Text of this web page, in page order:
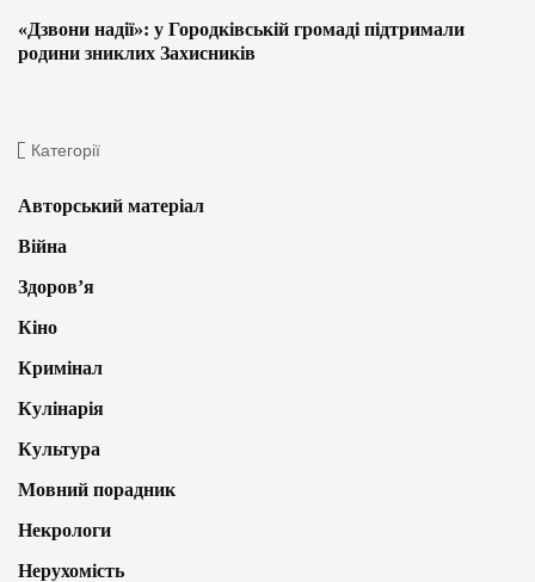
«Дзвони надії»: у Городківській громаді підтримали
родини зниклих Захисників
Категорії
Авторський матеріал
Війна
Здоров’я
Кіно
Кримінал
Кулінарія
Культура
Мовний порадник
Некрологи
Нерухомість